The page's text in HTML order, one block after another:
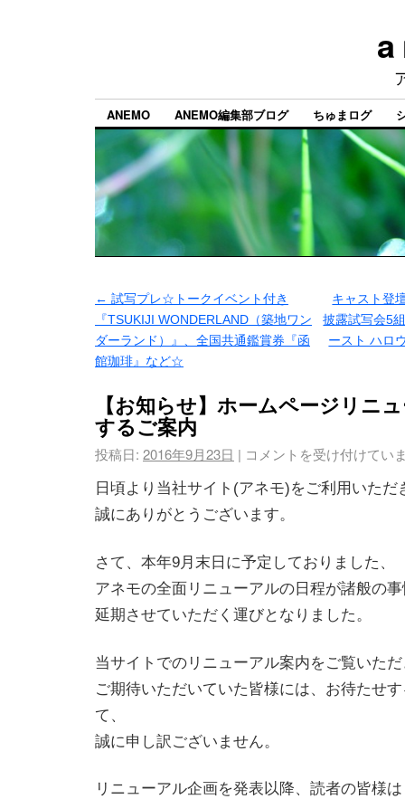
a
ANEMO ANEMO編集部ブログ ちゅまログ
← 試写プレ☆トークイベント付き
『TSUKIJI WONDERLAND（築地ワン
ダーランド）』、全国共通鑑賞券『函
館珈琲』など☆
キャスト登
披露試写会5
ースト ハロ
【お知らせ】ホームページリニ
するご案内
投稿日: 2016年9月23日 | コメントを受け付けてい
日頃より当社サイト(アネモ)をご利用いただ
誠にありがとうございます。
さて、本年9月末日に予定しておりました、
アネモの全面リニューアルの日程が諸般の
延期させていただく運びとなりました。
当サイトでのリニューアル案内をご覧いた
ご期待いただいていた皆様には、お待たせ
て、
誠に申し訳ございません。
リニューアル企画を発表以降、読者の皆様